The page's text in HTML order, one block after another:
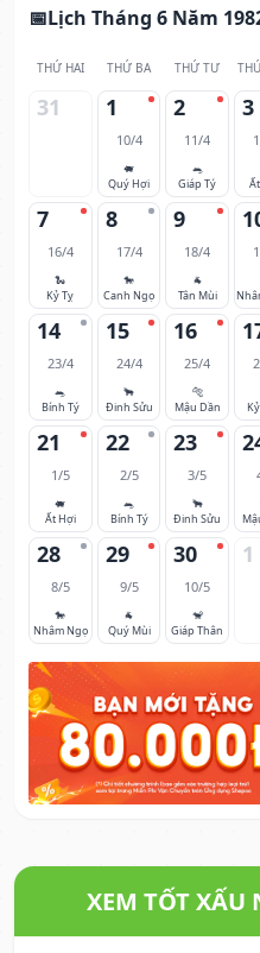
Lịch Tháng 6 Năm
THỨ HAI THỨ BA THỨ TƯ
31 1
10/4
🐖
Quý Hợi
2
11/4
🐀
Giáp Tý
3
7
16/4
🐍
Kỷ Tỵ
8
17/4
🐎
Canh Ngọ
9
18/4
🐐
Tân Mùi
14
23/4
🐀
Bính Tý
15
24/4
🐂
Đinh Sửu
16
25/4
🐅
Mậu Dần
21
1/5
🐖
Ất Hợi
22
2/5
🐀
Bính Tý
23
3/5
🐂
Đinh Sửu
28
8/5
🐎
Nhâm Ngọ
29
9/5
🐐
Quý Mùi
30
10/5
🐒
Giáp Thân
1
XEM TỐT XẤU